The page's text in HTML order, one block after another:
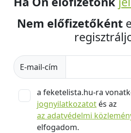
Nem előfizetőként
E-mail-cím
a feketelista.hu-ra
jognyilatkozatot és az
az adatvédelmi
elfogadom.